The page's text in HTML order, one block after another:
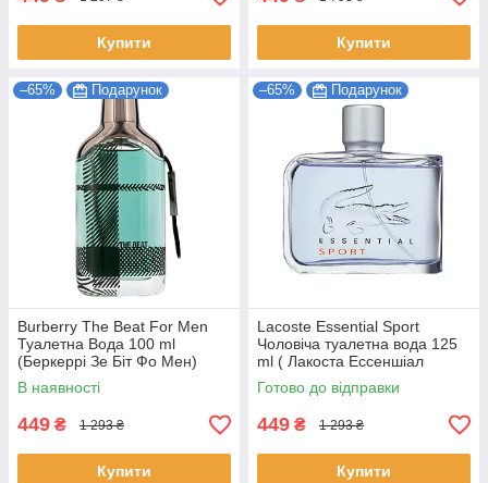
Купити Купити
–65% Подарунок
Burberry The Beat For Men
Туалетна Вода 100 ml
(Беркеррі Зе Біт Фо Мен)
В наявності
449 ₴ 1 293 ₴
Купити
–65% Подарунок
Lacoste Essential Sport
Чоловіча туалетна вода 125
ml ( Лакоста Ессеншіал
Спорт) Чоловічі парфуми
Готово до відправки
449 ₴ 1 293 ₴
Купити